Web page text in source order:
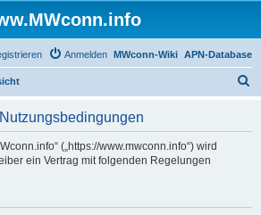
APN-Database
MWconn-Wiki
Anmelden
(„https://www.mwconn.info“) wird
ein Vertrag mit folgenden Regelungen